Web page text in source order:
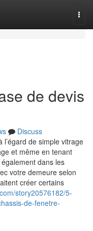
de devis
Discuss
l’égard de simple vitrage
et même en tenant
dans les
votre demeure selon
créer certains
story20576182/5-
de-fenetre-